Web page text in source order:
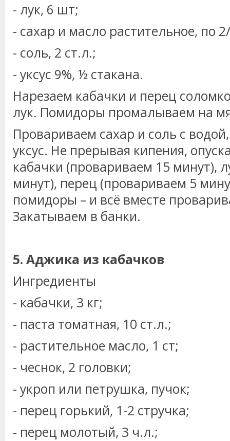
- лук, 6 шт;
- сахар и масло растительное, по
- соль, 2 ст.л.;
- уксус 9%, ½ стакана.
Нарезаем кабачки и перец
лук. Помидоры промалываем на
Провариваем сахар и соль с
уксус. Не прерывая кипения,
кабачки (провариваем 15 минут),
минут), перец (провариваем 5
помидоры – и всё вместе
Закатываем в банки.
5. Аджика из кабачков
Ингредиенты
- кабачки, 3 кг;
- паста томатная, 10 ст.л.;
- растительное масло, 1 ст;
- чеснок, 2 головки;
- укроп или петрушка, пучок;
- перец горький, 1-2 стручка;
- перец молотый, 3 ч.л.;